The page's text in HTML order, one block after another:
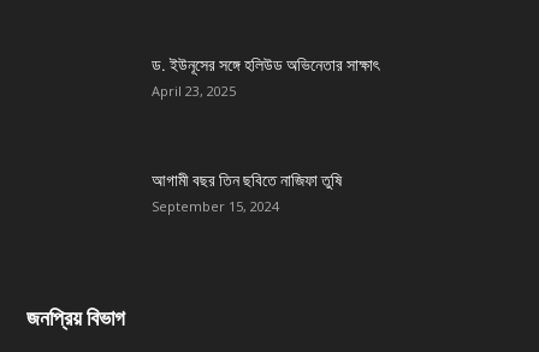
ড. ইউনূসের সঙ্গে হলিউড অভিনেতার সাক্ষাৎ
April 23, 2025
আগামী বছর তিন ছবিতে নাজিফা তুষি
September 15, 2024
জনপ্রিয় বিভাগ